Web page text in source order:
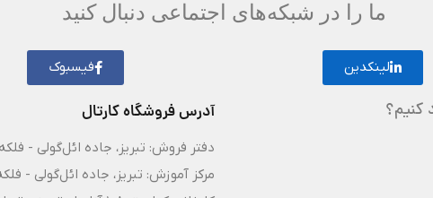
ما را در شبکه‌های اجتماعی دنبال کنید
لینکدین فیسبوک
کنیم؟ آدرس فروشگاه کارتال
دفتر فروش: تبریز، جاده ائل‌گولی -
مرکز آموزش: تبریز، جاده ائل‌گولی -